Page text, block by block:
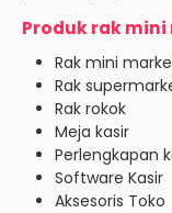
Produk rak
Rak mini
Rak
Rak rokok
Meja kasir
Perlengkapan
Software Kasir
Aksesoris Toko